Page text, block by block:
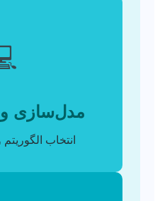
مدل‌سازی و
انتخاب